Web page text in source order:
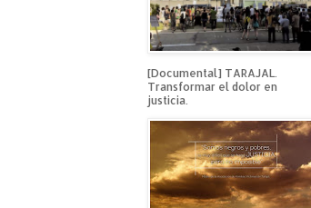
[Documental] TARAJAL.
Transformar el dolor en
justicia.